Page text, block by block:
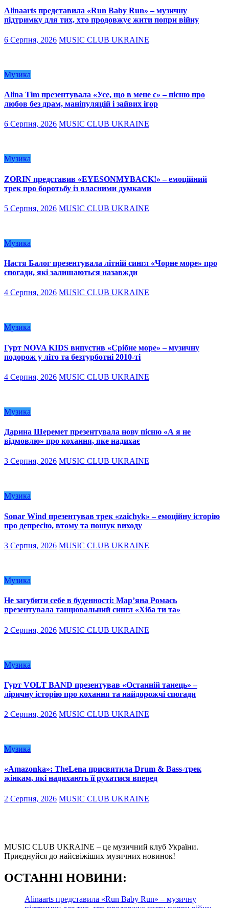
Alinaarts представила «Run Baby Run» – музичну
підтримку для тих, хто продовжує жити попри війну
6 Серпня, 2026 MUSIC CLUB UKRAINE
Музика
Alina Tim презентувала «Усе, що в мене є» – пісню про
любов без драм, маніпуляцій і зайвих ігор
6 Серпня, 2026 MUSIC CLUB UKRAINE
Музика
ZORIN представив «EYESONMYBACK!» – емоційний
трек про боротьбу із власними думками
5 Серпня, 2026 MUSIC CLUB UKRAINE
Музика
Настя Балог презентувала літній сингл «Чорне море» про
спогади, які залишаються назавжди
4 Серпня, 2026 MUSIC CLUB UKRAINE
Музика
Гурт NOVA KIDS випустив «Срібне море» – музичну
подорож у літо та безтурботні 2010-ті
4 Серпня, 2026 MUSIC CLUB UKRAINE
Музика
Дарина Шеремет презентувала нову пісню «А я не
відмовлю» про кохання, яке надихає
3 Серпня, 2026 MUSIC CLUB UKRAINE
Музика
Sonar Wind презентував трек «zaichyk» – емоційну історію
про депресію, втому та пошук виходу
3 Серпня, 2026 MUSIC CLUB UKRAINE
Музика
Не загубити себе в буденності: Мар’яна Ромась
презентувала танцювальний сингл «Хіба ти та»
2 Серпня, 2026 MUSIC CLUB UKRAINE
Музика
Гурт VOLT BAND презентував «Останній танець» –
ліричну історію про кохання та найдорожчі спогади
2 Серпня, 2026 MUSIC CLUB UKRAINE
Музика
«Amazonka»: TheLena присвятила Drum & Bass-трек
жінкам, які надихають її рухатися вперед
2 Серпня, 2026 MUSIC CLUB UKRAINE
MUSIC CLUB UKRAINE – це музичний клуб України.
Приєднуйся до найсвіжіших музичних новинок!
ОСТАННІ НОВИНИ:
Alinaarts представила «Run Baby Run» – музичну